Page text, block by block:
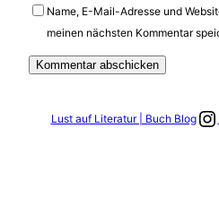
Name, E-Mail-Adresse und
meinen nächsten Kommentar
Lust auf Literatur | Buch BlogLink